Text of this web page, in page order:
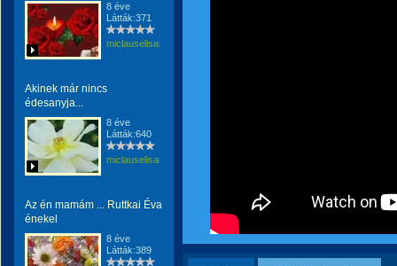
8 éve
Látták:371
miclauselisabeta
Akinek már nincs
édesanyja...
8 éve
Látták:640
miclauselisabeta
Az én mamám ... Ruttkai Éva
énekel
8 éve
Látták:389